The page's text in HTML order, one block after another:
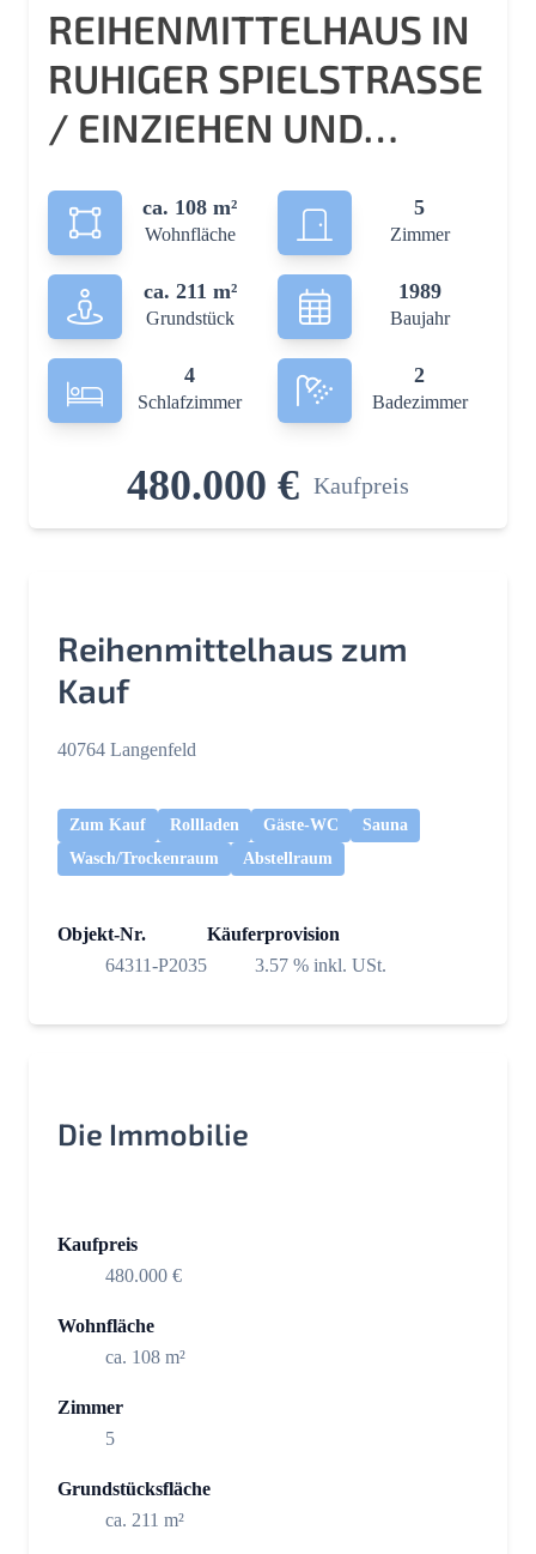
REIHENMITTELHAUS IN
RUHIGER SPIELSTRASSE /
EINZIEHEN UND W
ca. 108 m²
Wohnfläche
5
Zimmer
ca. 211 m²
Grundstück
1989
Baujahr
4
Schlafzimmer
2
Badezimmer
480.000 € Kaufpreis
Reihenmittelhaus zum
Kauf
40764 Langenfeld
Zum Kauf Rollladen Gäste-WC
Sauna
Wasch/Trockenraum
Abstellraum
Objekt-Nr.
64311-P2035
Käuferprovision
3.57 % inkl. USt.
Die Immobilie
Kaufpreis
480.000 €
Wohnfläche
ca. 108 m²
Zimmer
5
Grundstücksfläche
ca. 211 m²